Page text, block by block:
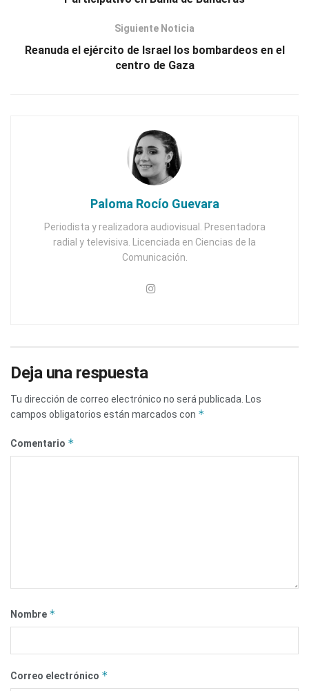
Siguiente Noticia
Reanuda el ejército de Israel los bombardeos en el
centro de Gaza
Paloma Rocío Guevara
Periodista y realizadora audiovisual. Presentadora
radial y televisiva. Licenciada en Ciencias de la
Comunicación.
Deja una respuesta
Tu dirección de correo electrónico no será publicada.
Los
campos obligatorios están marcados con *
Comentario *
Nombre *
Correo electrónico *